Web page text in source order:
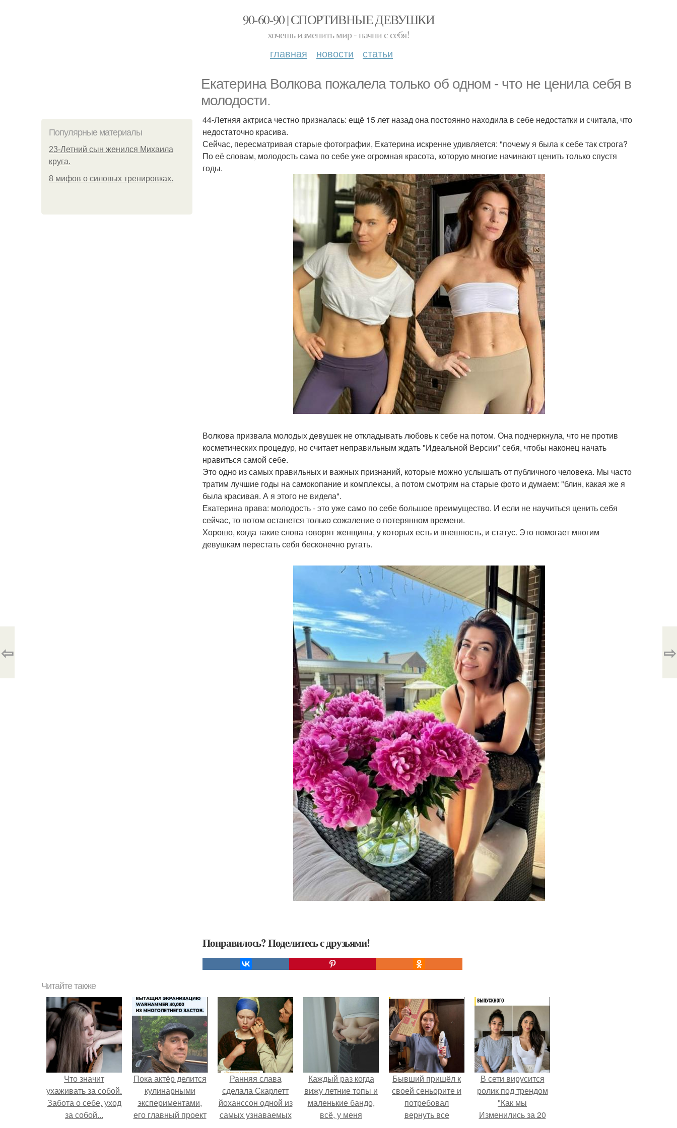
90-60-90 | СПОРТИВНЫЕ ДЕВУШКИ
хочешь изменить мир - начни с себя!
главная новости статьи
Екатерина Волкова пожалела только об одном - что не ценила себя в
молодости.
Популярные материалы
23-Летний сын женился Михаила
круга.
8 мифов о силовых тренировках.
44-Летняя актриса честно призналась: ещё 15 лет назад она постоянно находила в себе недостатки и считала, что
недостаточно красива.
Сейчас, пересматривая старые фотографии, Екатерина искренне удивляется: "почему я была к себе так строга?
По её словам, молодость сама по себе уже огромная красота, которую многие начинают ценить только спустя
годы.
Волкова призвала молодых девушек не откладывать любовь к себе на потом. Она подчеркнула, что не против
косметических процедур, но считает неправильным ждать "Идеальной Версии" себя, чтобы наконец начать
нравиться самой себе.
Это одно из самых правильных и важных признаний, которые можно услышать от публичного человека. Мы часто
тратим лучшие годы на самокопание и комплексы, а потом смотрим на старые фото и думаем: "блин, какая же я
была красивая. А я этого не видела".
Екатерина права: молодость - это уже само по себе большое преимущество. И если не научиться ценить себя
сейчас, то потом останется только сожаление о потерянном времени.
Хорошо, когда такие слова говорят женщины, у которых есть и внешность, и статус. Это помогает многим
девушкам перестать себя бесконечно ругать.
Понравилось? Поделитесь с друзьями!
⇦ ⇨
Читайте также
Что значит
ухаживать за собой.
Забота о себе, уход
за собой...
Пока актёр делится
кулинарными
экспериментами,
его главный проект
Ранняя слава
сделала Скарлетт
йоханссон одной из
самых узнаваемых
Каждый раз когда
вижу летние топы и
маленькие бандо,
всё, у меня
Бывший пришёл к
своей сеньорите и
потребовал
вернуть все
В сети вирусится
ролик под трендом
"Как мы
Изменились за 20